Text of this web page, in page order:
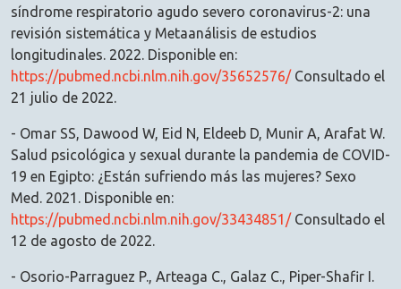
síndrome respiratorio agudo severo coronavirus-2: una
revisión sistemática y Metaanálisis de estudios
longitudinales. 2022. Disponible en:
https://pubmed.ncbi.nlm.nih.gov/35652576/Consultado el
21 julio de 2022.
- Omar SS, Dawood W, Eid N, Eldeeb D, Munir A, Arafat W.
Salud psicológica y sexual durante la pandemia de COVID-
19 en Egipto: ¿Están sufriendo más las mujeres? Sexo
Med. 2021. Disponible en:
https://pubmed.ncbi.nlm.nih.gov/33434851/Consultado el
12 de agosto de 2022.
- Osorio-Parraguez P., Arteaga C., Galaz C., Piper-Shafir I.